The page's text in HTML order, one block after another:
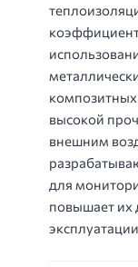
высокой
внешним
для
повышает их
эксплуатации.